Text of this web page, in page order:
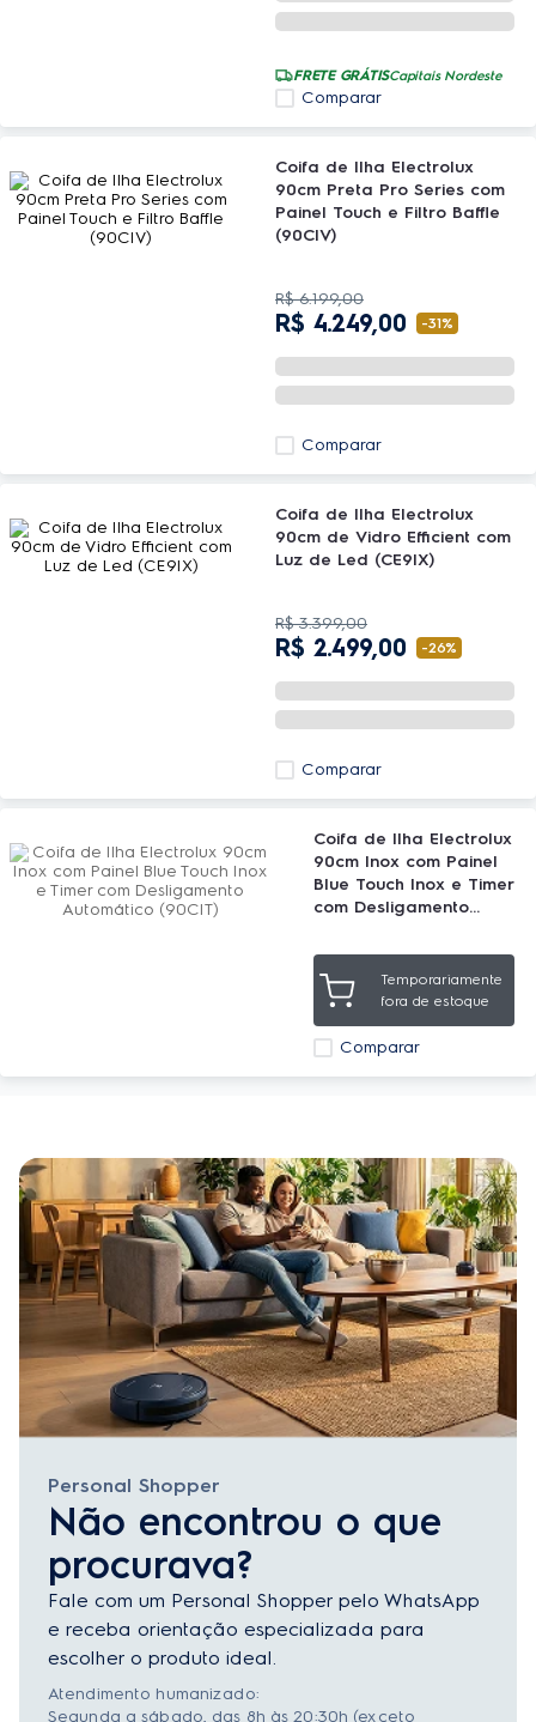
FRETE GRÁTISCapitais Nordeste
Comparar
Coifa de Ilha Electrolux
90cm Preta Pro Series com
Painel Touch e Filtro Baffle
(90CIV)
R$ 6.199,00
R$ 4.249,00 -31%
Comparar
Coifa de Ilha Electrolux
90cm de Vidro Efficient com
Luz de Led (CE9IX)
R$ 3.399,00
R$ 2.499,00 -26%
Comparar
Coifa de Ilha Electrolux
90cm Inox com Painel
Blue Touch Inox e Timer
com Desligamento
Temporariamente
fora de estoque
Comparar
Personal Shopper
Não encontrou o que
procurava?
Fale com um Personal Shopper pelo WhatsApp
e receba orientação especializada para
escolher o produto ideal.
Atendimento humanizado:
Segunda a sábado, das 8h às 20:30h (exceto